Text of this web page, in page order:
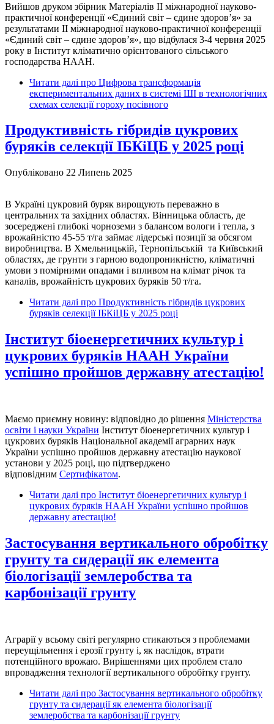
Вийшов друком збірник Матеріалів IІ міжнародної науково-
практичної конференції «Єдиний світ – єдине здоров’я» за
результатами ІІ міжнародної науково-практичної конференції
«Єдиний світ – єдине здоров’я», що відбулася 3-4 червня 2025
року в Інститут кліматично орієнтованого сільського
господарства НААН.
Читати далі про Цифрова трансформація
експериментальних даних в системі ШІ в технологічних
схемах селекції гороху посівного
Продуктивність гібридів цукрових
буряків селекції ІБКіЦБ у 2025 році
Опубліковано 22 Липень 2025
В Україні цукровий буряк вирощують переважно в
центральних та західних областях. Вінницька область, де
зосереджені глибокі чорноземи з балансом вологи і тепла, з
врожайністю 45-55 т/га займає лідерські позиції за обсягом
виробництва. В Хмельницькій, Тернопільській та Київський
областях, де грунти з гарною водопроникністю, кліматичні
умови з помірними опадами і впливом на клімат річок та
каналів, врожайність цукрових буряків 50 т/га.
Читати далі про Продуктивність гібридів цукрових
буряків селекції ІБКіЦБ у 2025 році
Інститут біоенергетичних культур і
цукрових буряків НААН України
успішно пройшов державну атестацію!
Маємо приємну новину: відповідно до рішення Міністерства
освіти і науки України Інститут біоенергетичних культур і
цукрових буряків Національної академії аграрних наук
України успішно пройшов державну атестацію наукової
установи у 2025 році, що підтверджено
відповідним Сертифікатом.
Читати далі про Інститут біоенергетичних культур і
цукрових буряків НААН України успішно пройшов
державну атестацію!
Застосування вертикального обробітку
грунту та сидерації як елемента
біологізації землеробства та
карбонізації грунту
Аграрії у всьому світі регулярно стикаються з проблемами
переущільнення і ерозії грунту і, як наслідок, втрати
потенційного врожаю. Вирішеннями цих проблем стало
впровадження технології вертикального обробітку грунту.
Читати далі про Застосування вертикального обробітку
грунту та сидерації як елемента біологізації
землеробства та карбонізації грунту